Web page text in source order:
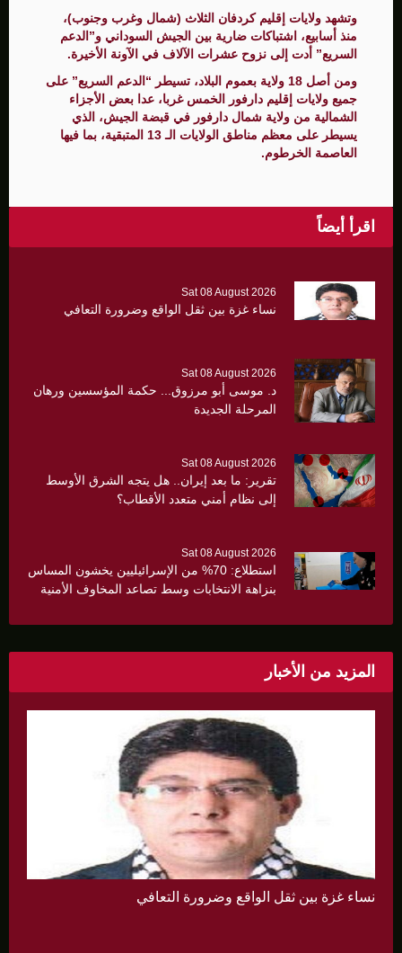
وتشهد ولايات إقليم كردفان الثلاث (شمال وغرب وجنوب)،
منذ أسابيع، اشتباكات ضارية بين الجيش السوداني و”الدعم
السريع” أدت إلى نزوح عشرات الآلاف في الآونة الأخيرة.
ومن أصل 18 ولاية بعموم البلاد، تسيطر “الدعم السريع” على
جميع ولايات إقليم دارفور الخمس غربا، عدا بعض الأجزاء
الشمالية من ولاية شمال دارفور في قبضة الجيش، الذي
يسيطر على معظم مناطق الولايات الـ 13 المتبقية، بما فيها
العاصمة الخرطوم.
اقرأ أيضاً
Sat 08 August 2026
نساء غزة بين ثقل الواقع وضرورة التعافي
Sat 08 August 2026
د. موسى أبو مرزوق... حكمة المؤسسين ورهان
المرحلة الجديدة
Sat 08 August 2026
تقرير: ما بعد إيران.. هل يتجه الشرق الأوسط
إلى نظام أمني متعدد الأقطاب؟
Sat 08 August 2026
استطلاع: 70% من الإسرائيليين يخشون المساس
بنزاهة الانتخابات وسط تصاعد المخاوف الأمنية
المزيد من الأخبار
نساء غزة بين ثقل الواقع وضرورة التعافي